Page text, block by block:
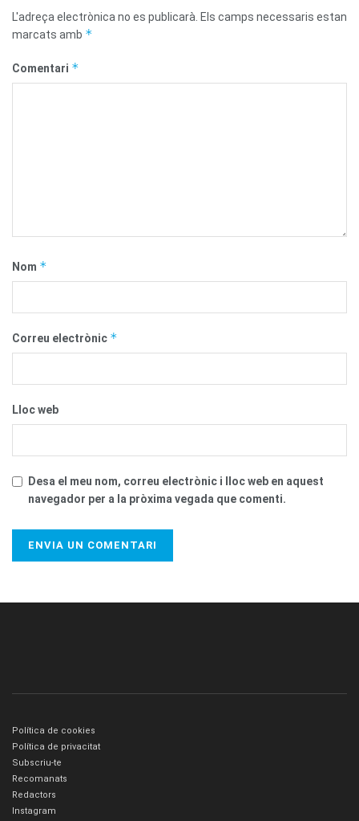
L'adreça electrònica no es publicarà. Els camps necessaris estan
marcats amb *
Comentari *
Nom *
Correu electrònic *
Lloc web
Desa el meu nom, correu electrònic i lloc web en aquest
navegador per a la pròxima vegada que comenti.
Política de cookies
Política de privacitat
Subscriu-te
Recomanats
Redactors
Instagram